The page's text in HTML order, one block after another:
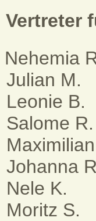
Vertreter
Julian
Nele
Moritz